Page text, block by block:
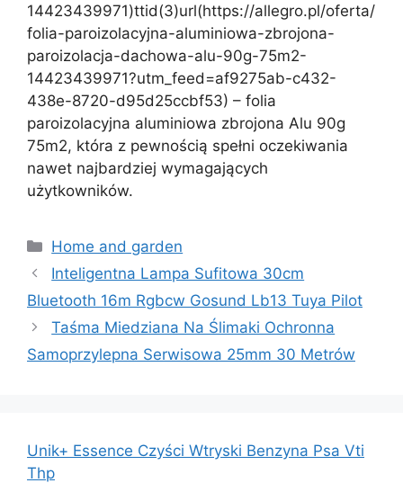
14423439971)ttid(3)url(https://allegro.pl/oferta/
folia-paroizolacyjna-aluminiowa-zbrojona-
paroizolacja-dachowa-alu-90g-75m2-
14423439971?utm_feed=af9275ab-c432-
438e-8720-d95d25ccbf53) – folia
paroizolacyjna aluminiowa zbrojona Alu 90g
75m2, która z pewnością spełni oczekiwania
nawet najbardziej wymagających
użytkowników.
Kategorie
Home and garden
Inteligentna Lampa Sufitowa 30cm
Bluetooth 16m Rgbcw Gosund Lb13 Tuya Pilot
Taśma Miedziana Na Ślimaki Ochronna
Samoprzylepna Serwisowa 25mm 30 Metrów
Unik+ Essence Czyści Wtryski Benzyna Psa Vti
Thp